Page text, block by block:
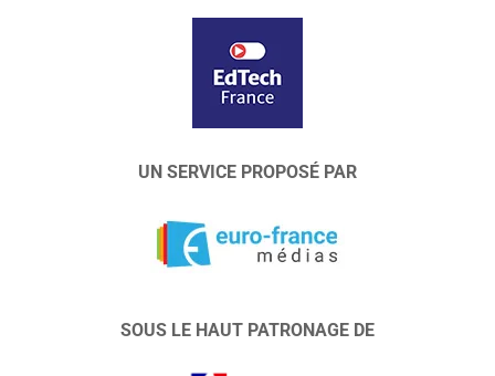
UN SERVICE PROPOSÉ PAR
SOUS LE HAUT PATRONAGE DE